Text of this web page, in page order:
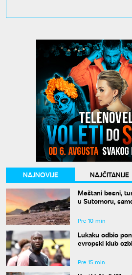
NAJNOVIJE NAJČITANIJE
Meštani besni,
u Sutomoru,
Pre 10 min
Lukaku odbio
evropski klub
Pre 15 min